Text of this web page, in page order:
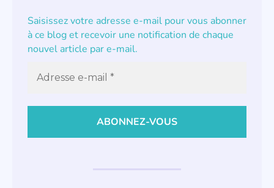
Saisissez votre adresse e-mail pour vous abonner
à ce blog et recevoir une notification de chaque
nouvel article par e-mail.